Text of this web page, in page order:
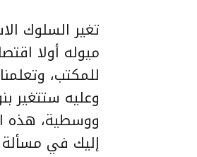
تغير السلوك
ميوله أولا
للمكتب،
وعليه ستتغير
ووسطية، هذه
إليك في